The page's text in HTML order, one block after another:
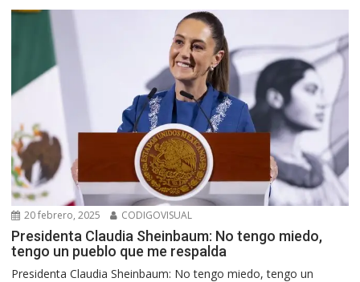
20 febrero, 2025 CODIGOVISUAL
Presidenta Claudia Sheinbaum: No tengo miedo,
tengo un pueblo que me respalda
Presidenta Claudia Sheinbaum: No tengo miedo, tengo un